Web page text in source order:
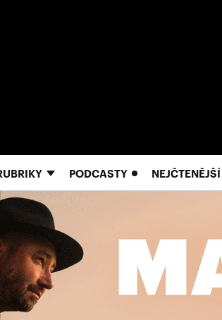
PODCASTY NEJČTENĚJŠÍ